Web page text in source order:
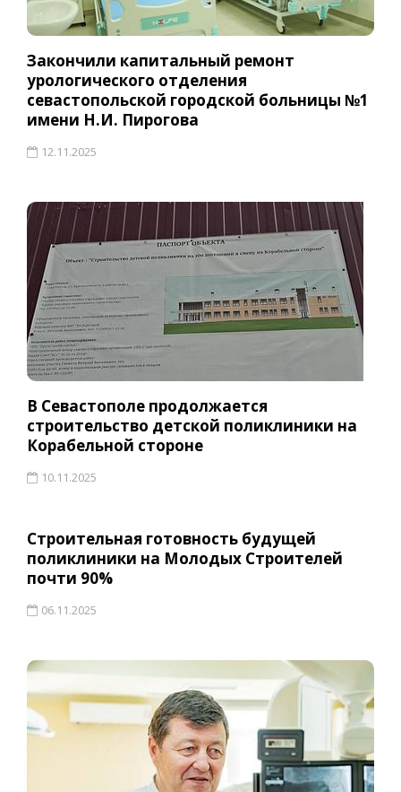
Закончили капитальный ремонт
урологического отделения
севастопольской городской больницы №1
имени Н.И. Пирогова
12.11.2025
В Севастополе продолжается
строительство детской поликлиники на
Корабельной стороне
10.11.2025
Строительная готовность будущей
поликлиники на Молодых Строителей
почти 90%
06.11.2025